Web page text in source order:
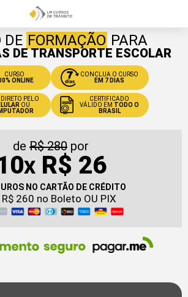
DE FORMAÇÃO PARA
DE TRANSPORTE ESCOLAR
CURSO
ONLINE
CONCLUA O CURSO
EM 7 DIAS
PELO
OU
CERTIFICADO
VÁLIDO EM TODO O
BRASIL
de R$ 280 por
XR$ 26
NO CARTÃO DE CRÉDITO
R$ 260 no Boleto OU PIX